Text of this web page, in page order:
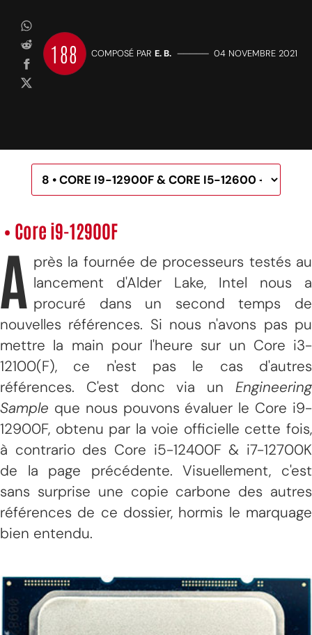
188 COMPOSÉ PAR E. B. ————— 04 NOVEMBRE 2021
• Core i9-12900F
A près la fournée de processeurs testés au
lancement d'Alder Lake, Intel nous a
procuré dans un second temps de
nouvelles références. Si nous n'avons pas pu
mettre la main pour l'heure sur un Core i3-
12100(F), ce n'est pas le cas d'autres
références. C'est donc via un Engineering
Sample que nous pouvons évaluer le Core i9-
12900F, obtenu par la voie officielle cette fois,
à contrario des Core i5-12400F & i7-12700K
de la page précédente. Visuellement, c'est
sans surprise une copie carbone des autres
références de ce dossier, hormis le marquage
bien entendu.